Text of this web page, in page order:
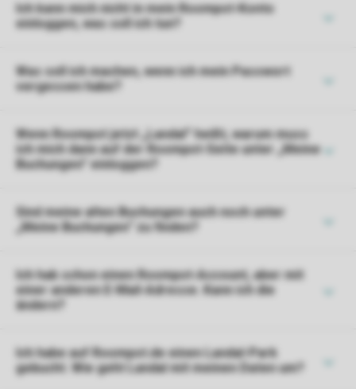
Ich kann mich nicht in mein Roompot-Konto
einloggen, was soll ich tun?
Was soll ich machen, wenn ich mein Passwort
vergessen habe?
Wenn Roompot jetzt „Landal” heißt, warum muss
ich mich dann auf der Roompot-Seite unter „Meine
Buchungen” einloggen?
Sind meine alten Buchungen auch noch unter
„Meine Buchungen“ zu finden?
Ich hab schon einen Roompot-Account, aber mit
einer anderen E-Mail-Adresse. Kann ich die
ändern?
Ich habe auf Roompot.de einen Landal-Park
gebucht. Wie geht Landal mit meinen Daten um?